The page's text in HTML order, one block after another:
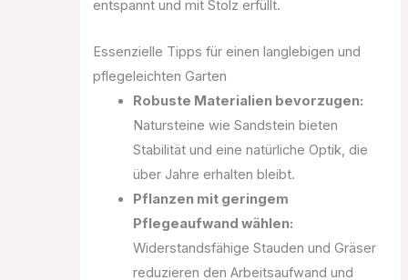
entspannt und mit Stolz erfüllt.
Essenzielle Tipps für einen langlebigen und
pflegeleichten Garten
Robuste Materialien bevorzugen:
Natursteine wie Sandstein bieten
Stabilität und eine natürliche Optik, die
über Jahre erhalten bleibt.
Pflanzen mit geringem
Pflegeaufwand wählen:
Widerstandsfähige Stauden und Gräser
reduzieren den Arbeitsaufwand und